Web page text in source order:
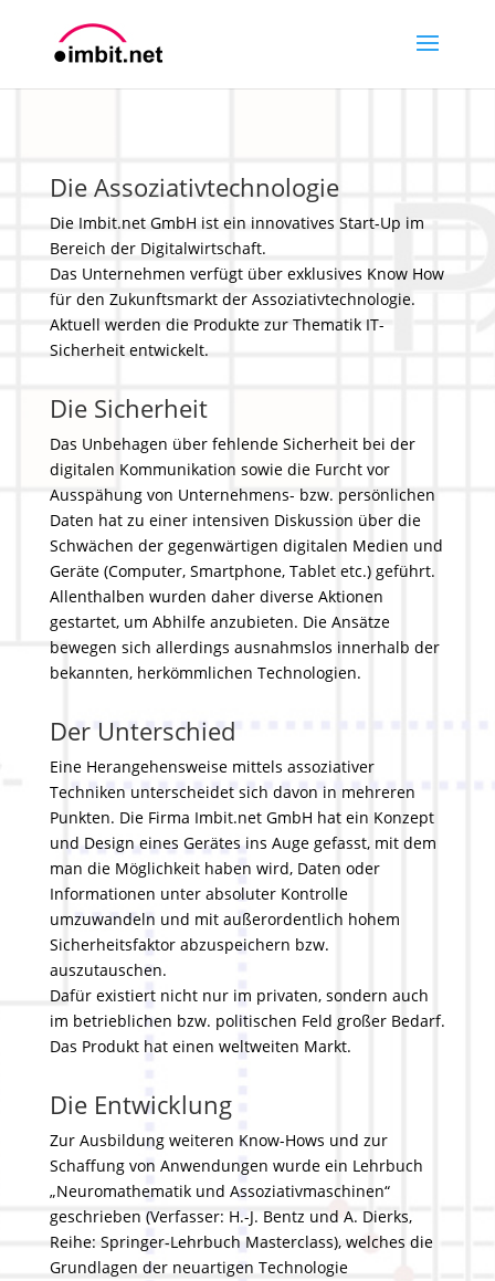
Die Assoziativtechnologie
Die Imbit.net GmbH ist ein innovatives Start-Up im
Bereich der Digitalwirtschaft.
Das Unternehmen verfügt über exklusives Know How
für den Zukunftsmarkt der Assoziativtechnologie.
Aktuell werden die Produkte zur Thematik IT-
Sicherheit entwickelt.
Die Sicherheit
Das Unbehagen über fehlende Sicherheit bei der
digitalen Kommunikation sowie die Furcht vor
Ausspähung von Unternehmens- bzw. persönlichen
Daten hat zu einer intensiven Diskussion über die
Schwächen der gegenwärtigen digitalen Medien und
Geräte (Computer, Smartphone, Tablet etc.) geführt.
Allenthalben wurden daher diverse Aktionen
gestartet, um Abhilfe anzubieten. Die Ansätze
bewegen sich allerdings ausnahmslos innerhalb der
bekannten, herkömmlichen Technologien.
Der Unterschied
Eine Herangehensweise mittels assoziativer
Techniken unterscheidet sich davon in mehreren
Punkten. Die Firma Imbit.net GmbH hat ein Konzept
und Design eines Gerätes ins Auge gefasst, mit dem
man die Möglichkeit haben wird, Daten oder
Informationen unter absoluter Kontrolle
umzuwandeln und mit außerordentlich hohem
Sicherheitsfaktor abzuspeichern bzw.
auszutauschen.
Dafür existiert nicht nur im privaten, sondern auch
im betrieblichen bzw. politischen Feld großer Bedarf.
Das Produkt hat einen weltweiten Markt.
Die Entwicklung
Zur Ausbildung weiteren Know-Hows und zur
Schaffung von Anwendungen wurde ein Lehrbuch
„Neuromathematik und Assoziativmaschinen“
geschrieben (Verfasser: H.-J. Bentz und A. Dierks,
Reihe: Springer-Lehrbuch Masterclass), welches die
Grundlagen der neuartigen Technologie